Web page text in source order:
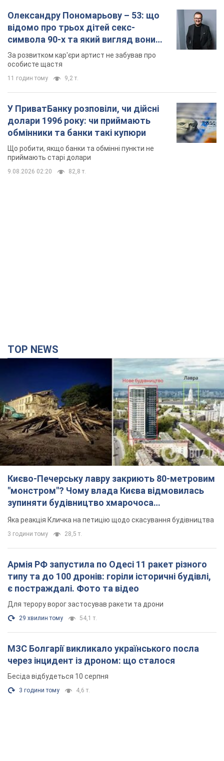
Олександру Пономарьову – 53: що
відомо про трьох дітей секс-
символа 90-х та який вигляд вони
мають
За розвитком кар'єри артист не забував про
особисте щастя
11 годин тому 9,2 т.
У ПриватБанку розповіли, чи дійсні
долари 1996 року: чи приймають
обмінники та банки такі купюри
Що робити, якщо банки та обмінні пункти не
приймають старі долари
9.08.2026 02:20 82,8 т.
TOP NEWS
Києво-Печерську лавру закриють 80-метровим
"монстром"? Чому влада Києва відмовилась
зупиняти будівництво хмарочоса
"московського вірянина"
Яка реакція Кличка на петицію щодо скасування будівництва
3 години тому 28,5 т.
Армія РФ запустила по Одесі 11 ракет різного
типу та до 100 дронів: горіли історичні будівлі,
є постраждалі. Фото та відео
Для терору ворог застосував ракети та дрони
29 хвилин тому 54,1 т.
МЗС Болгарії викликало українського посла
через інцидент із дроном: що сталося
Бесіда відбудеться 10 серпня
3 години тому 4,6 т.